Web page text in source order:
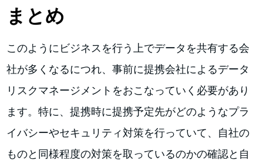
まとめ
このようにビジネスを行う上でデータを共有する会
社が多くなるにつれ、事前に提携会社によるデータ
リスクマネージメントをおこなっていく必要があり
ます。特に、提携時に提携予定先がどのようなプラ
イバシーやセキュリティ対策を行っていて、自社の
ものと同様程度の対策を取っているのかの確認と自